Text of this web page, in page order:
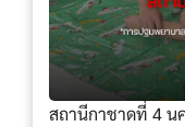
สถานีกาชาดที่ 4 น